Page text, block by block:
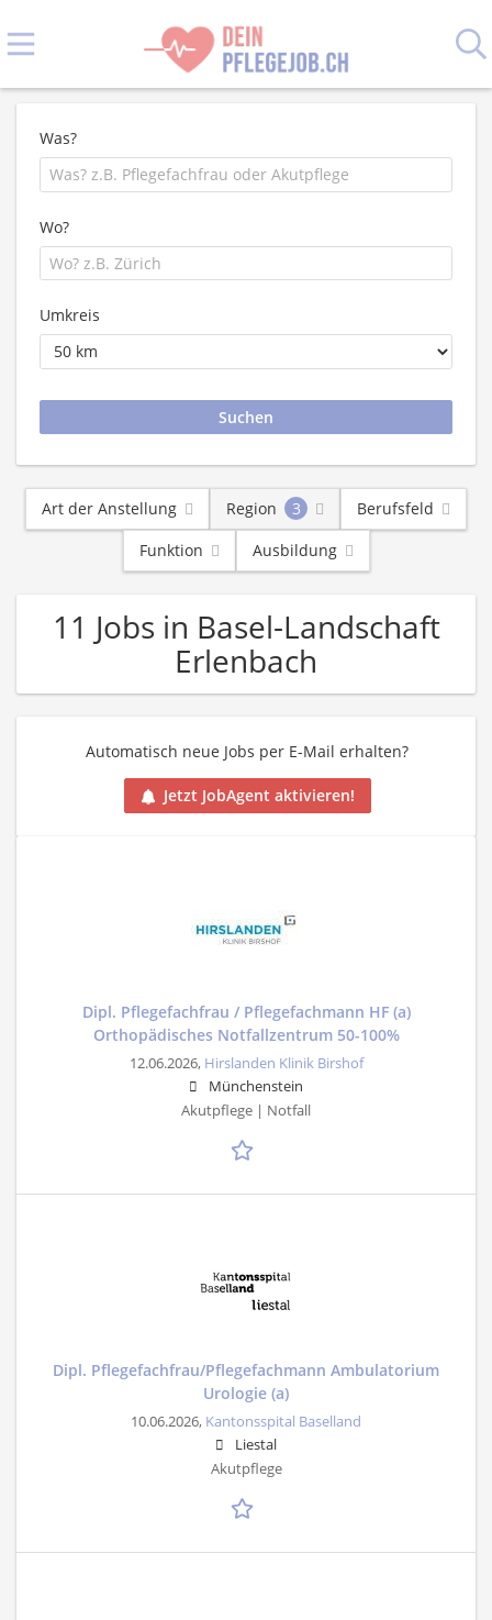
Was?
Wo?
Umkreis
Art der Anstellung Region 3
Berufsfeld
Funktion
Ausbildung
11 Jobs in Basel-Landschaft
Erlenbach
Automatisch neue Jobs per E-Mail erhalten?
Jetzt JobAgent aktivieren!
Dipl. Pflegefachfrau / Pflegefachmann HF (a)
Orthopädisches Notfallzentrum 50-100%
12.06.2026, Hirslanden Klinik Birshof
Münchenstein
Akutpflege | Notfall
Dipl. Pflegefachfrau/Pflegefachmann Ambulatorium
Urologie (a)
10.06.2026, Kantonsspital Baselland
Liestal
Akutpflege